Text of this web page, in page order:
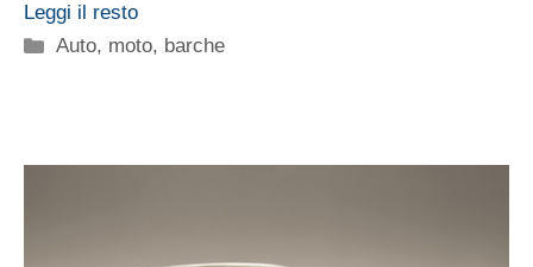
Leggi il resto
Categorie
Auto, moto, barche